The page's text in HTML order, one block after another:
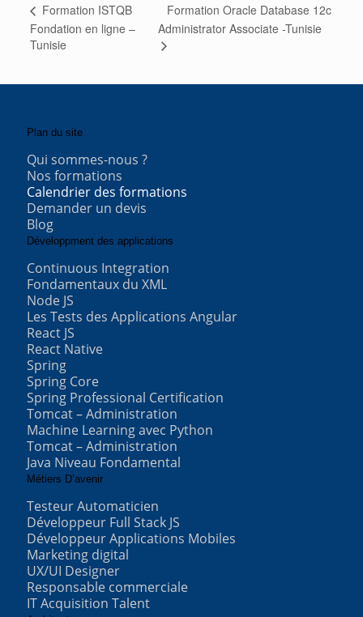
Formation ISTQB
Fondation en ligne –
Tunisie
Formation Oracle Database 12c
Administrator Associate -Tunisie
Plan du site
Qui sommes-nous ?
Nos formations
Calendrier des formations
Demander un devis
Blog
Développment des applications
Continuous Integration
Fondamentaux du XML
Node JS
Les Tests des Applications Angular
React JS
React Native
Spring
Spring Core
Spring Professional Certification
Tomcat – Administration
Machine Learning avec Python
Tomcat – Administration
Java Niveau Fondamental
Métiers D’avenir
Testeur Automaticien
Développeur Full Stack JS
Développeur Applications Mobiles
Marketing digital
UX/UI Designer
Responsable commerciale
IT Acquisition Talent